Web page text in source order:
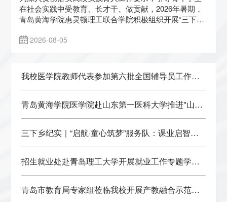
在社会实践中受教育、长才干、做贡献，2026年暑期，
青岛黄海学院惠灵顿理工联合学院积极组织开展“三下
色文化传承、非物质文化遗产保护、中华优秀传统文化
2026-08-05
我校医学院教师代表参加第六批全国辅导员工作室
青岛黄海学院医学院赴山东第一医科大学推进"山海
三下乡纪实｜“启航·童心筑梦”服务队：课业启智夯
招生就业处赴青岛理工大学开展就业工作专题学习
青岛市教育局专家组莅临我校开展产教融合示范专